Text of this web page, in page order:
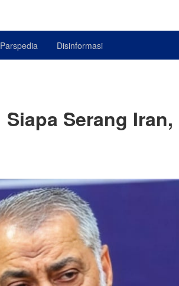
Parspedia Disinformasi
Serang Iran,